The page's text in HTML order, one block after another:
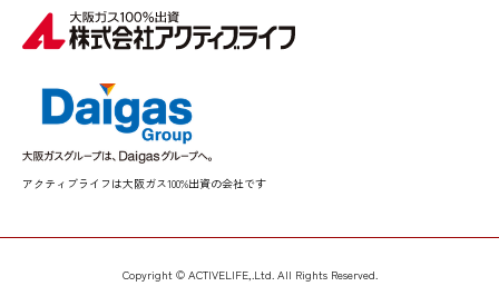
アクティブライフは大阪ガス100%出資の会社です
Copyright © ACTIVELIFE,.Ltd. All Rights Reserved.